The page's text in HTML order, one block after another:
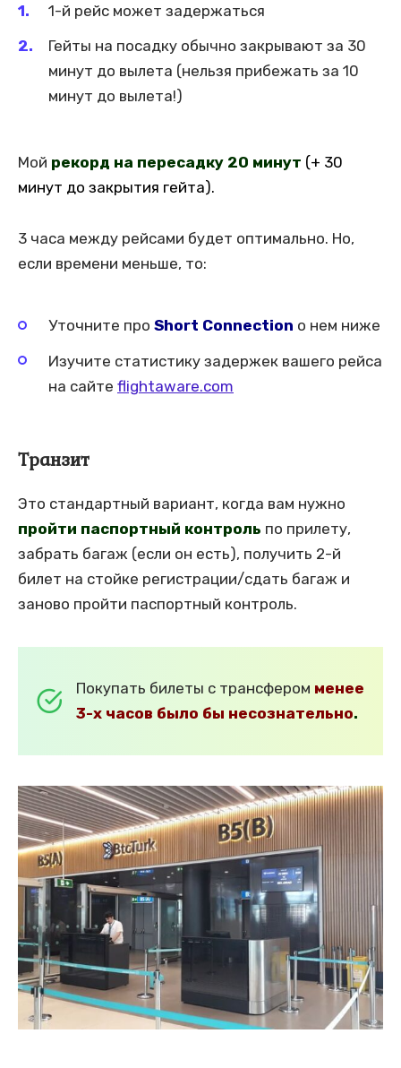
1-й рейс может задержаться
Гейты на посадку обычно закрывают за 30
минут до вылета (нельзя прибежать за 10
минут до вылета!)
Мой рекорд на пересадку 20 минут (+ 30
минут до закрытия гейта).
3 часа между рейсами будет оптимально. Но,
если времени меньше, то:
Уточните про Short Connection о нем ниже
Изучите статистику задержек вашего рейса
на сайте flightaware.com
Транзит
Это стандартный вариант, когда вам нужно
пройти паспортный контроль по прилету,
забрать багаж (если он есть), получить 2-й
билет на стойке регистрации/сдать багаж и
заново пройти паспортный контроль.
Покупать билеты с трансфером менее
3-х часов было бы несознательно.